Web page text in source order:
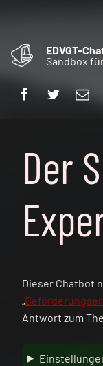
EDVGT-
Sandbox
Facebook
Der
Dieser Chatbot
„
Antwort zum